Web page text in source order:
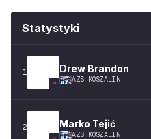
Statystyki
1 Drew Brandon
AZS KOSZALIN
2 Marko Tejić
AZS KOSZALIN